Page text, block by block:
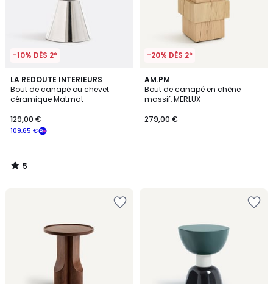
-10% DÈS 2*
LA REDOUTE INTERIEURS
Bout de canapé ou chevet
céramique Matmat
109,65 €
129,00 €
5
/
5
5
/
-20% DÈS 2*
AM.PM
Bout de canapé en chêne
massif, MERLUX
279,00 €